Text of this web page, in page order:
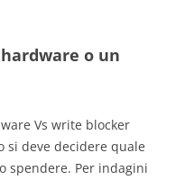
o un
Vs write blocker
si deve decidere quale
spendere. Per indagini